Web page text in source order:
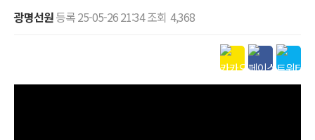
광명선원등록25-05-26 21:34조회 4,368